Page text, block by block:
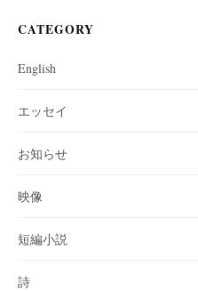
CATEGORY
English
エッセイ
お知らせ
映像
短編小説
詩